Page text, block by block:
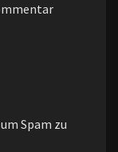
Spam zu